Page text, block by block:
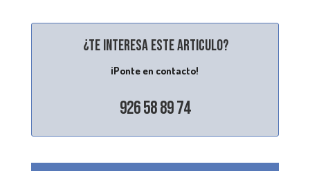
¿Te interesa este articulo?
¡Ponte en contacto!
926 58 89 74